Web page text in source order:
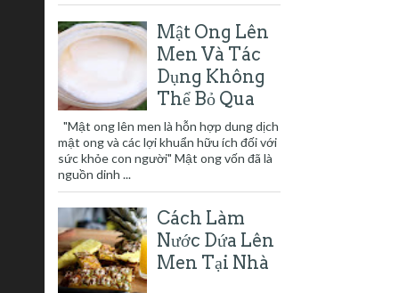
Mật Ong Lên
Men Và Tác
Dụng Không
Thể Bỏ Qua
"Mật ong lên men là hỗn hợp dung dịch
mật ong và các lợi khuẩn hữu ích đối với
sức khỏe con người" Mật ong vốn đã là
nguồn dinh ...
Cách Làm
Nước Dứa Lên
Men Tại Nhà